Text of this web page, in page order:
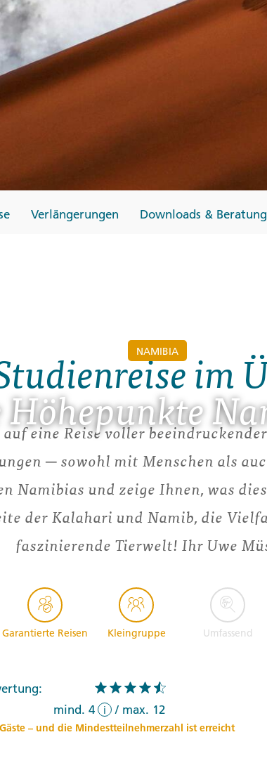
→
→
NAMIBIA
Höhepunkte
Verlängerungen Downloads & Beratung
im
eine Reise voller
─ sowohl mit Menschen als
Namibias und zeige Ihnen, was
der Kalahari und Namib, die
faszinierende Tierwelt! Ihr Uwe
Garantierte Reisen Kleingruppe Umfassend
mind. 4 i / max. 12
– und die Mindestteilnehmerzahl ist erreicht